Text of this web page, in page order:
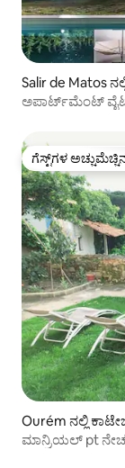
Salir de Matos
ಅಪಾರ್ಟ್‌ಮೆಂಟ್ ವೈಟ್
ಗೆಸ್ಟ್‌ಗಳ
ಗೆಸ್ಟ್‌ಗಳ
Ourém ನಲ್ಲಿ